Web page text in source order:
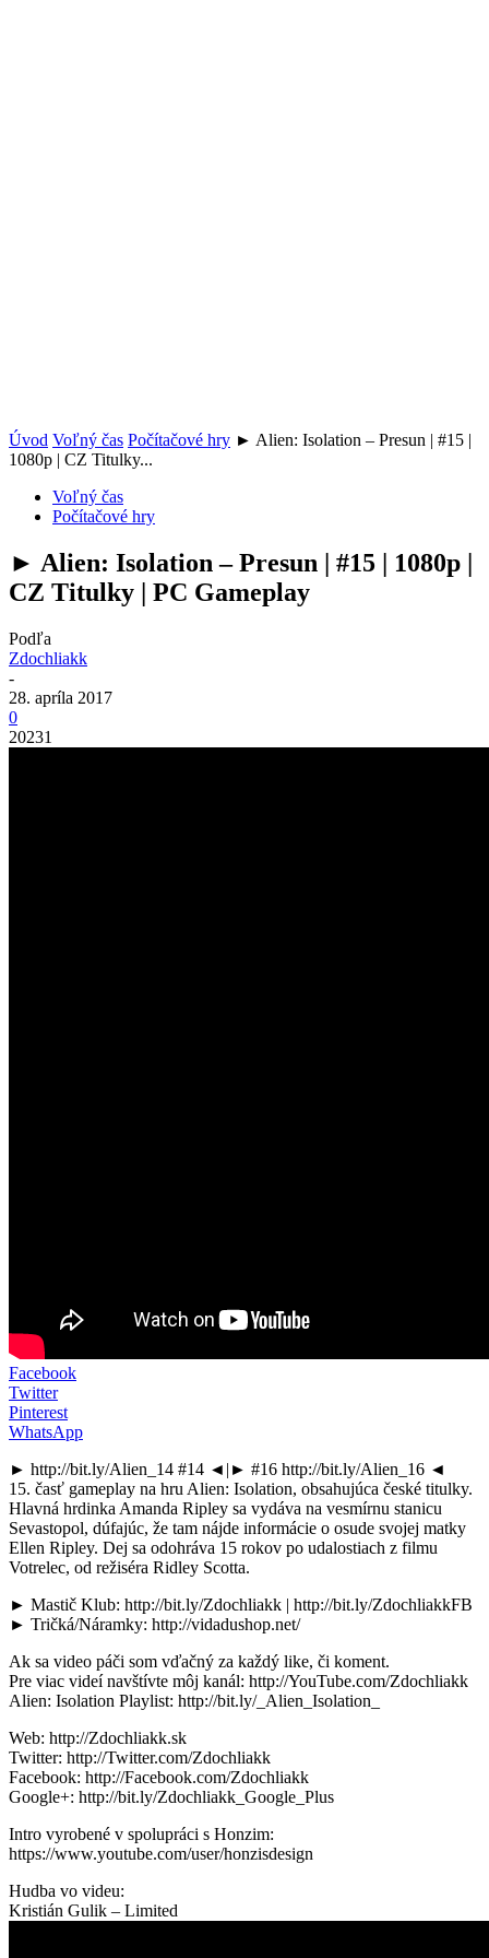
Úvod Voľný čas Počítačové hry ► Alien: Isolation – Presun | #15 |
1080p | CZ Titulky...
Voľný čas
Počítačové hry
► Alien: Isolation – Presun | #15 | 1080p |
CZ Titulky | PC Gameplay
Podľa
Zdochliakk
-
28. apríla 2017
0
20231
Facebook
Twitter
Pinterest
WhatsApp
► http://bit.ly/Alien_14 #14 ◄|► #16 http://bit.ly/Alien_16 ◄
15. časť gameplay na hru Alien: Isolation, obsahujúca české titulky.
Hlavná hrdinka Amanda Ripley sa vydáva na vesmírnu stanicu
Sevastopol, dúfajúc, že tam nájde informácie o osude svojej matky
Ellen Ripley. Dej sa odohráva 15 rokov po udalostiach z filmu
Votrelec, od režiséra Ridley Scotta.
► Mastič Klub: http://bit.ly/Zdochliakk | http://bit.ly/ZdochliakkFB
► Tričká/Náramky: http://vidadushop.net/
Ak sa video páči som vďačný za každý like, či koment.
Pre viac videí navštívte môj kanál: http://YouTube.com/Zdochliakk
Alien: Isolation Playlist: http://bit.ly/_Alien_Isolation_
Web: http://Zdochliakk.sk
Twitter: http://Twitter.com/Zdochliakk
Facebook: http://Facebook.com/Zdochliakk
Google+: http://bit.ly/Zdochliakk_Google_Plus
Intro vyrobené v spolupráci s Honzim:
https://www.youtube.com/user/honzisdesign
Hudba vo videu:
Kristián Gulik – Limited